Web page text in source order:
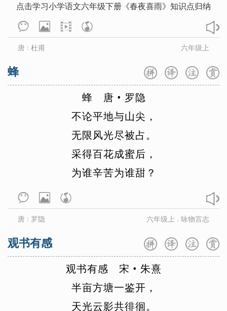
李重元
郦道元 李端 列子
李好古
李贺
林逋
李清照
刘长卿
刘辰翁
刘方平 刘过 刘克庄
刘义庆 柳永 刘禹锡
柳中庸 柳宗元 李珣
李元膺 李之仪 卢炳
罗隐 陆游 卢祖皋
吕不韦 马戴 毛滂
马致远
德
牛峤 牛希济 欧阳修 潘阆 裴迪
丘为
沈佺期
史达祖
诗经 石孝友
时彦
司马光 司马迁
宋之问 宋自逊
孙光宪
点击学习小学语文六年级下册《春夜喜雨》知识点归纳
唐 ： 杜甫 六年级上
蜂
蜂 唐 • 罗隐
不论平地与山尖 ，
无限风光尽被占。
采得百花成蜜后 ，
为谁辛苦为谁甜 ？
唐 ： 罗隐 六年级上 ， 咏物言志
观书有感
观书有感 宋 • 朱熹
半亩方塘一鉴开 ，
天光云影共徘徊。